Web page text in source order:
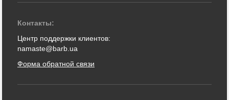
Контакты:
Центр поддержки клиентов:
namaste@barb.ua
Форма обратной связи